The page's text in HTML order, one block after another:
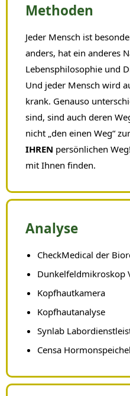
Methoden
Jeder Mensch ist
anders, hat ein anderes
Lebensphilosophie und
Und jeder Mensch wird
krank. Genauso
sind, sind auch deren
nicht „den einen Weg“
IHREN persönlichen
mit Ihnen finden.
Analyse
CheckMedical der
Dunkelfeldmikroskop
Kopfhautkamera
Kopfhautanalyse
Synlab
Censa